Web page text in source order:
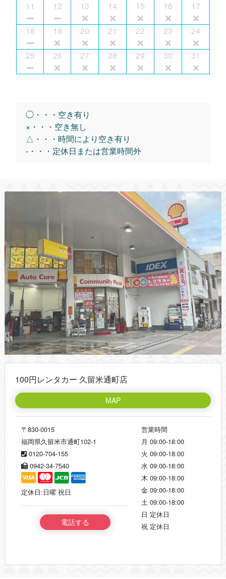
11 12 13 14 15 16 17
18 19 20 21 22 23 24
25 26 27 28 29 30 31
◯・・・空き有り
×・・・空き無し
△・・・時間により空き有り
-・・・定休日または営業時間外
100円レンタカー 久留米通町店
MAP
〒830-0015
福岡県久留米市通町102-1
0120-704-155
0942-34-7540
定休日:日曜 祝日
電話する
営業時間
月 09:00-18:00
火 09:00-18:00
水 09:00-18:00
木 09:00-18:00
金 09:00-18:00
土 09:00-18:00
日 定休日
祝 定休日